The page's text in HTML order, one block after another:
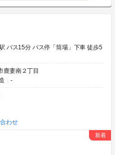
バス15分 バス停「筒場」下車 徒歩5
鹿妻南２丁目
-
わせ